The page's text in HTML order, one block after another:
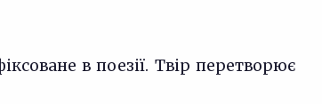
в поезії. Твір перетворює